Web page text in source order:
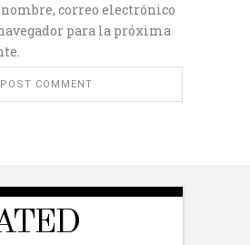
correo electrónico
para la próxima